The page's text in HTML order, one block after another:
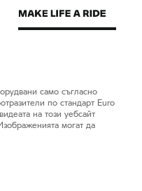
само съгласно
по стандарт Euro
на този уебсайт
могат да